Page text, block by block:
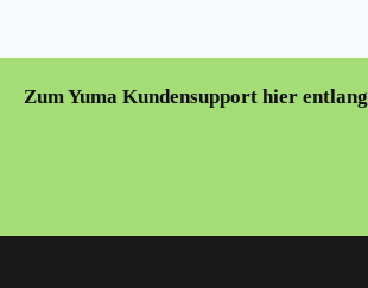
Zum Yuma Kundensupport hier entlang